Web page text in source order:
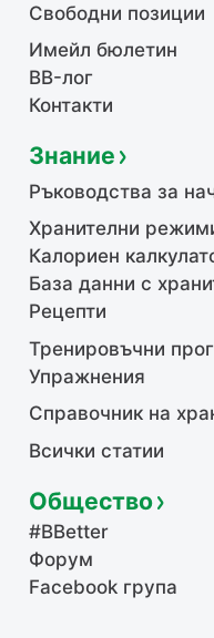
Свободни позиции
Имейл бюлетин
BB-лог
Контакти
Знание
Ръководства за
Хранителни
Калориен
База данни с
Рецепти
Тренировъчни
Упражнения
Справочник на
Всички статии
Общество
#BBetter
Форум
Facebook група